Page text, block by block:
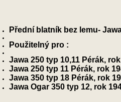
Přední blatník bez lemu-
Použitelný pro :
Jawa 250 typ 10,11 Pérák,
Jawa 250 typ 11 Pérák, rok
Jawa 350 typ 18 Pérák, rok
Jawa Ogar 350 typ 12, rok